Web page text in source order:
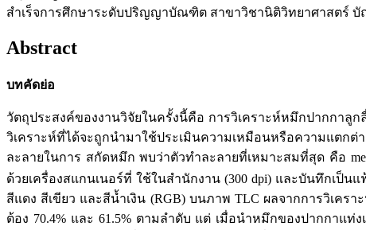
สำเร็จการศึกษาระดับปริญญาบัณฑิต สาขาวิชานิติวิทยาศาสตร์
Abstract
บทคัดย่อ
วัตถุประสงค์ของงานวิจัยในครั้งนี้คือ การวิเคราะห์หมึกปากกาลูกลื่
วิเคราะห์ที่ได้จะถูกนำมาใช้ประเมินความเหมือนหรือความแต
ละลายในการ สกัดหมึก พบว่าตัวทำละลายที่เหมาะสมที่สุด คือ
ด้วยเครื่องสแกนเนอร์ที่ ใช้ในสำนักงาน (300 dpi) และบันทึกเป็น
สีแดง สีเขียว และสีน้ำเงิน (RGB) บนภาพ TLC ผลจากการวิเคร
ต้อง 70.4% และ 61.5% ตามลำดับ แต่ เมื่อนำหมึกของปากกาแท่